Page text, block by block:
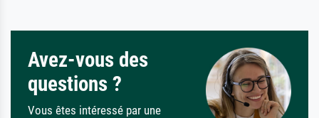
Avez-vous des
questions ?
Vous êtes intéressé par une